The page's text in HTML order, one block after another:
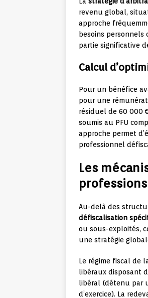
revenu global,
approche
besoins
partie significative
Calcul
Pour un bénéfice
pour une
résiduel de 60 000
soumis au PFU
approche permet
professionnel
Les
Au-delà des
défiscalisation
ou sous-exploités,
une stratégie
Le régime fiscal de
libéraux disposant
libéral (détenu par
d’exercice). La